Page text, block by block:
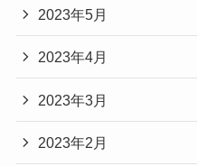
2023年5月
2023年4月
2023年3月
2023年2月